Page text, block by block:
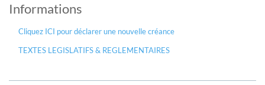
Informations
Cliquez ICI pour déclarer une nouvelle créance
TEXTES LEGISLATIFS & REGLEMENTAIRES